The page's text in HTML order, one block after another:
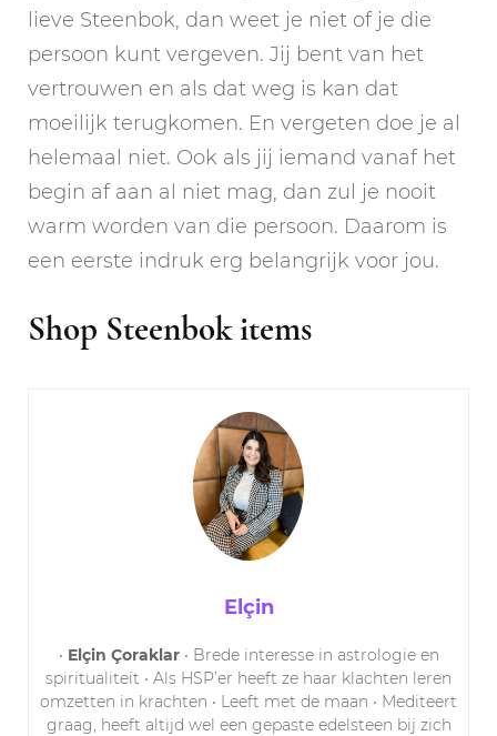
lieve Steenbok, dan weet je niet of je die
persoon kunt vergeven. Jij bent van het
vertrouwen en als dat weg is kan dat
moeilijk terugkomen. En vergeten doe je al
helemaal niet. Ook als jij iemand vanaf het
begin af aan al niet mag, dan zul je nooit
warm worden van die persoon. Daarom is
een eerste indruk erg belangrijk voor jou.
Shop Steenbok items
Elçin
• Elçin Çoraklar• Brede interesse in astrologie en
spiritualiteit • Als HSP’er heeft ze haar klachten leren
omzetten in krachten • Leeft met de maan • Mediteert
graag, heeft altijd wel een gepaste edelsteen bij zich